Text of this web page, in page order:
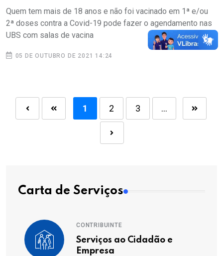
Quem tem mais de 18 anos e não foi vacinado em 1ª e/ou
2ª doses contra a Covid-19 pode fazer o agendamento nas
UBS com salas de vacina
05 DE OUTUBRO DE 2021 14:24
1 2 3 ...
Carta de Serviços
CONTRIBUINTE
Serviços ao Cidadão e
Empresa